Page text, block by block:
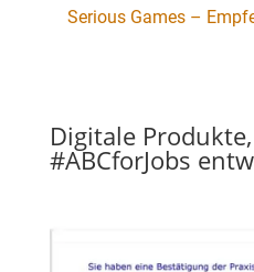
Serious Games –
Digitale
#ABCforJobs